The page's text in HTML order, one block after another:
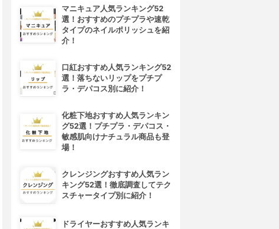
マニキュア人気ランキング52
選！おすすめのプチプラや速乾
タイプのネイルポリッシュを紹
介！
口紅おすすめ人気ランキング52
選！落ちないリップをプチプ
ラ・デパコス別に紹介！
化粧下地おすすめ人気ランキン
グ52選！プチプラ・デパコス・
敏感肌向けナチュラル商品も登
場！
クレンジングおすすめ人気ラン
キング52選！徹底調査してテク
スチャータイプ別に紹介！
ドライヤーおすすめ人気ランキ